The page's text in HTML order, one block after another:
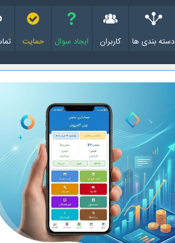
دسته بندی ها کاربران ایجاد سوال حمایت